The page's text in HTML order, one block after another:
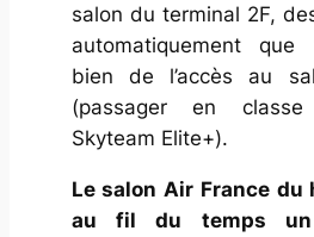
salon du terminal 2F,
automatiquement que
bien de l’accès au
(passager en
Skyteam Elite+).
Le salon Air France du
au fil du temps un